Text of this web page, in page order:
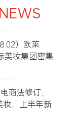
）欧莱
美妆集团密集
商法修订，
妆，上半年新